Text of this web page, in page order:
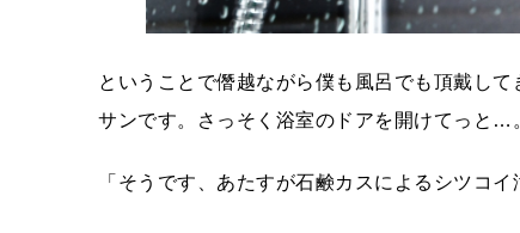
ということで僭越ながら僕も風呂でも頂戴し
サンです。さっそく浴室のドアを開けてっと…
「そうです、あたすが石鹸カスによるシツコ